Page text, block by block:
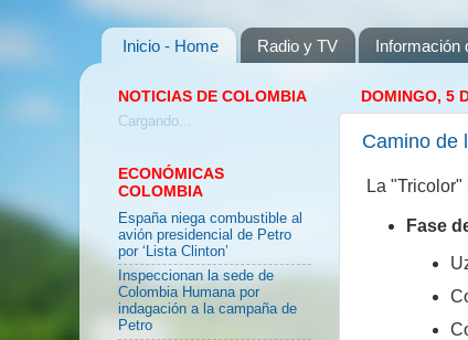
Inicio - Home Radio y TV Información
DOMINGO, 5
Camino de
La
Fase
NOTICIAS DE COLOMBIA
Cargando...
ECONÓMICAS
COLOMBIA
España niega combustible al
avión presidencial de Petro
por ‘Lista Clinton’
Inspeccionan la sede de
Colombia Humana por
indagación a la campaña de
Petro